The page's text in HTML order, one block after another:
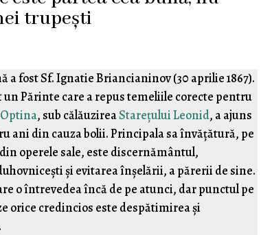
trupești
fost Sf. Ignatie Briancianinov (†30 aprilie 1867).
Părinte care a repus temeliile corecte pentru
Optina, sub călăuzireaStarețului Leonid, a ajuns
ani din cauza bolii. Principala sa învățătură, pe
operele sale, este discernământul,
și evitarea înșelării, a părerii de sine.
o întrevedea încă de pe atunci, dar punctul pe
orice credincios este despătimirea și